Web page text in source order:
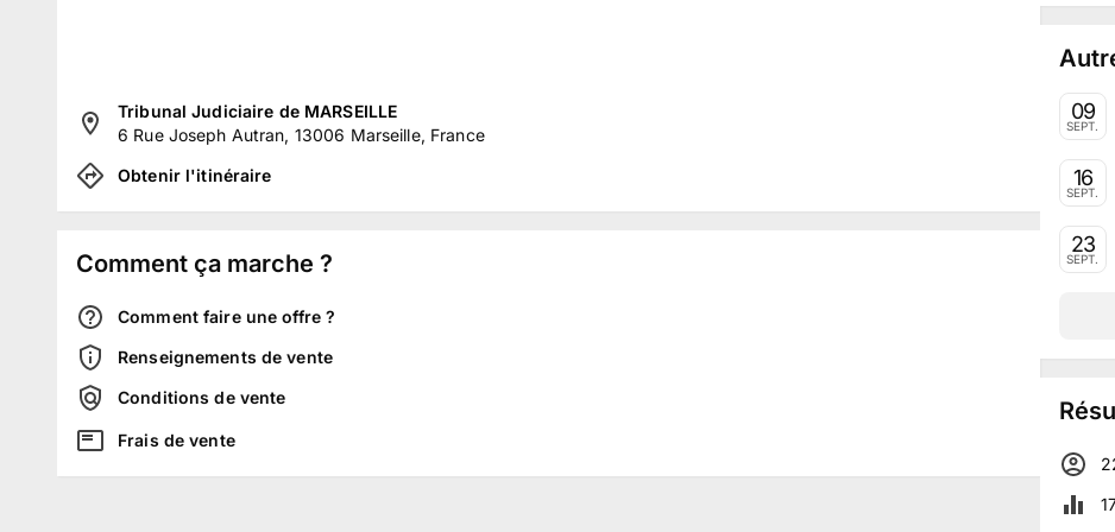
Tribunal Judiciaire de MARSEILLE
6 Rue Joseph Autran, 13006 Marseille, France
Obtenir l'itinéraire
Comment ça marche ?
Comment faire une offre ?
Renseignements de vente
Conditions de vente
Frais de vente
09
SEPT.
16
SEPT.
23
SEPT.